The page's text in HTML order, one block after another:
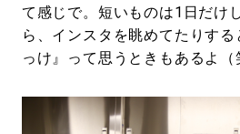
て感じで。短いものは1日だけ
ら、インスタを眺めてたりす
っけ』って思うときもあるよ（